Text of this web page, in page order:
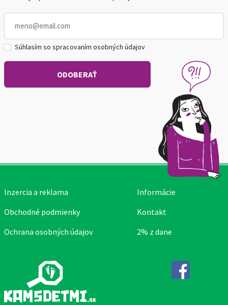
Súhlasím so spracovaním osobných údajov
Inzercia a reklama
Obchodné podmienky
Ochrana osobných údajov
Informácie
Kontakt
2% z dane